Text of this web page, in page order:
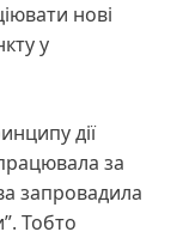
нові
у
дії
за
запровадила
Тобто